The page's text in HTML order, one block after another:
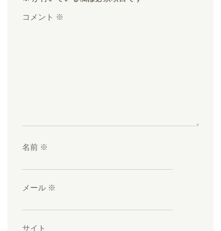
コメント ※
名前 ※
メール ※
サイト